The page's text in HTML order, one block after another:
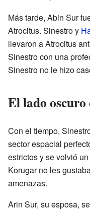
Más tarde, Abin Sur
Atrocitus. Sinestro y
llevaron a Atrocitus
Sinestro con una
Sinestro no le hizo
El lado oscuro
Con el tiempo,
sector espacial
estrictos y se volvió
Korugar no les
amenazas.
Arin Sur, su esposa,